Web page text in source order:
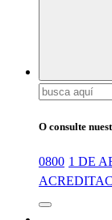
Buscar:
O consulte
0800 1 DE